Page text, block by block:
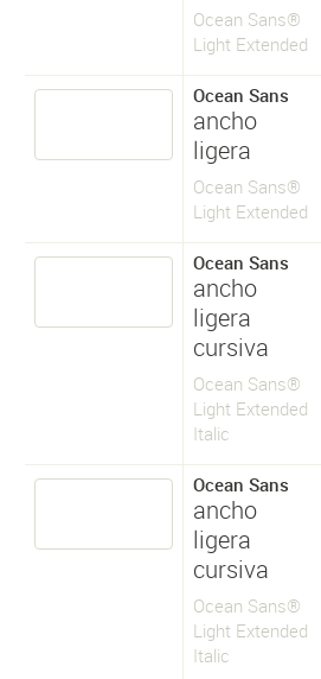
Ocean Sans®
Light Extended
Ocean Sans
ancho
ligera
Ocean Sans®
Light Extended
Ocean Sans
ancho
ligera
cursiva
Ocean Sans®
Light Extended
Italic
Ocean Sans
ancho
ligera
cursiva
Ocean Sans®
Light Extended
Italic